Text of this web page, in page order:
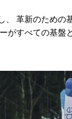
革新のため
がすべての基盤